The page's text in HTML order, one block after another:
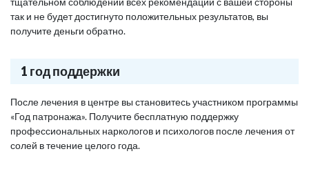
так и не будет достигнуто положительных результатов, вы
получите деньги обратно.
1 год поддержки
После лечения в центре вы становитесь участником программы
«Год патронажа». Получите бесплатную поддержку
профессиональных наркологов и психологов после лечения от
солей в течение целого года.